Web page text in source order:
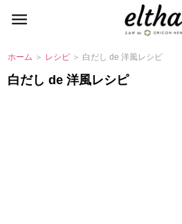
ホーム ＞ レシピ ＞ 白だし de 洋風レシピ
白だし de 洋風レシピ